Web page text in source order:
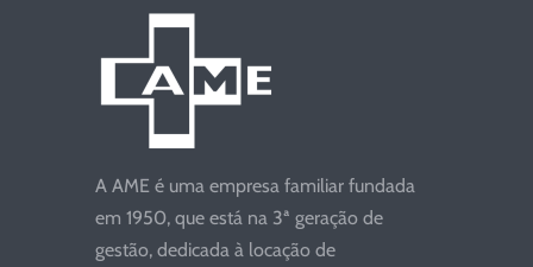
A AME é uma empresa familiar fundada
em 1950, que está na 3ª geração de
gestão, dedicada à locação de